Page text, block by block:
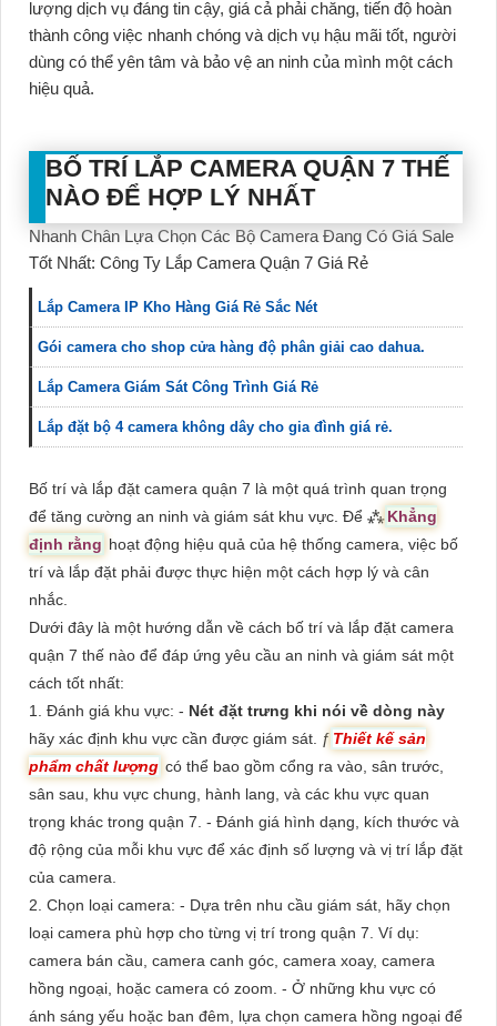
lượng dịch vụ đáng tin cậy, giá cả phải chăng, tiến độ hoàn
thành công việc nhanh chóng và dịch vụ hậu mãi tốt, người
dùng có thể yên tâm và bảo vệ an ninh của mình một cách
hiệu quả.
BỐ TRÍ LẮP CAMERA QUẬN 7 THẾ
NÀO ĐỂ HỢP LÝ NHẤT
Nhanh Chân Lựa Chọn Các Bộ Camera Đang Có Giá Sale
Tốt Nhất: Công Ty Lắp Camera Quận 7 Giá Rẻ
Lắp Camera IP Kho Hàng Giá Rẻ Sắc Nét
Gói camera cho shop cửa hàng độ phân giải cao dahua.
Lắp Camera Giám Sát Công Trình Giá Rẻ
Lắp đặt bộ 4 camera không dây cho gia đình giá rẻ.
Bố trí và lắp đặt camera quận 7 là một quá trình quan trọng
để tăng cường an ninh và giám sát khu vực. Để ⁂Khẳng
định rằng hoạt động hiệu quả của hệ thống camera, việc bố
trí và lắp đặt phải được thực hiện một cách hợp lý và cân
nhắc.
Dưới đây là một hướng dẫn về cách bố trí và lắp đặt camera
quận 7 thế nào để đáp ứng yêu cầu an ninh và giám sát một
cách tốt nhất:
1. Đánh giá khu vực: - Nét đặt trưng khi nói về dòng này
hãy xác định khu vực cần được giám sát. ƒ Thiết kế sản
phẩm chất lượng có thể bao gồm cổng ra vào, sân trước,
sân sau, khu vực chung, hành lang, và các khu vực quan
trọng khác trong quận 7. - Đánh giá hình dạng, kích thước và
độ rộng của mỗi khu vực để xác định số lượng và vị trí lắp đặt
của camera.
2. Chọn loại camera: - Dựa trên nhu cầu giám sát, hãy chọn
loại camera phù hợp cho từng vị trí trong quận 7. Ví dụ:
camera bán cầu, camera canh góc, camera xoay, camera
hồng ngoại, hoặc camera có zoom. - Ở những khu vực có
ánh sáng yếu hoặc ban đêm, lựa chọn camera hồng ngoại để